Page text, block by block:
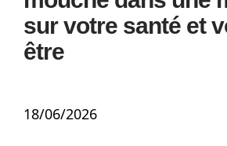
sur votre santé et
être
18/06/2026